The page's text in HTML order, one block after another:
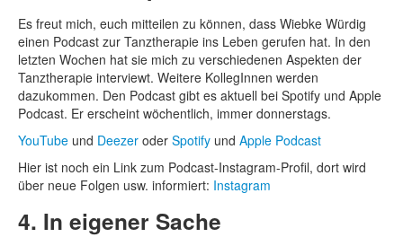
Es freut mich, euch mitteilen zu können, dass Wiebke Würdig
einen Podcast zur Tanztherapie ins Leben gerufen hat. In den
letzten Wochen hat sie mich zu verschiedenen Aspekten der
Tanztherapie interviewt. Weitere KollegInnen werden
dazukommen. Den Podcast gibt es aktuell bei Spotify und Apple
Podcast. Er erscheint wöchentlich, immer donnerstags.
YouTube und Deezer oder Spotify und Apple Podcast
Hier ist noch ein Link zum Podcast-Instagram-Profil, dort wird
über neue Folgen usw. informiert: Instagram
4. In eigener Sache